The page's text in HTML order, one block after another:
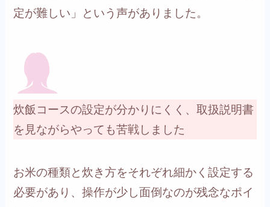
定が難しい」という声がありました。
炊飯コースの設定が分かりにくく、取扱説明書
を見ながらやっても苦戦しました
お米の種類と炊き方をそれぞれ細かく設定する
必要があり、操作が少し面倒なのが残念なポイ